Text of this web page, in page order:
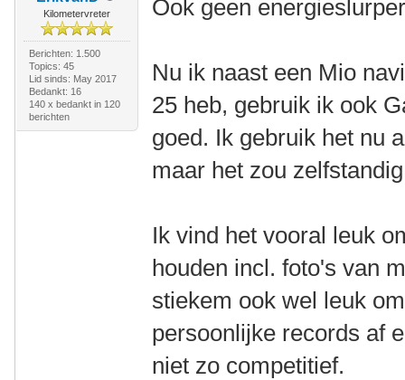
Kilometervreter
Berichten: 1.500
Topics: 45
Lid sinds: May 2017
Bedankt: 16
140 x bedankt in 120
berichten
Ook geen
Nu ik naast een Mio
25 heb, gebruik ik ook
goed. Ik gebruik het nu
maar het zou
Ik vind het vooral leuk
houden incl. foto's van
stiekem ook wel leuk
persoonlijke records af
niet zo competitief.